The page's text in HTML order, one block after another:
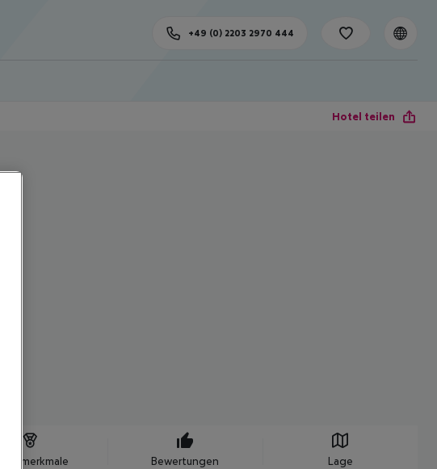
+49 (0) 2203 2970 444
Hotel teilen
Bewertungen Lage